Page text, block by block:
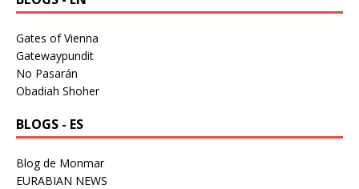
Gates of Vienna
Gatewaypundit
No Pasarán
Obadiah Shoher
BLOGS - ES
Blog de Monmar
EURABIAN NEWS